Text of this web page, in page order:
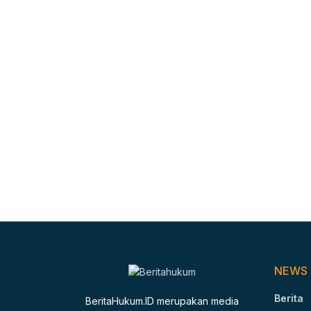
BeritaHukum.ID merupakan media
NEWS
Berita